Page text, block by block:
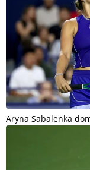
Aryna Sabalenka